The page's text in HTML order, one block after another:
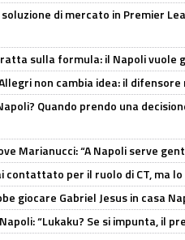
di mercato in Premier
sulla formula: il Napoli vuole
non cambia idea: il
Quando prendo una
Marianucci: “A Napoli serve
contattato per il ruolo di CT, ma
giocare Gabriel Jesus in casa
“Lukaku? Se si impunta, il